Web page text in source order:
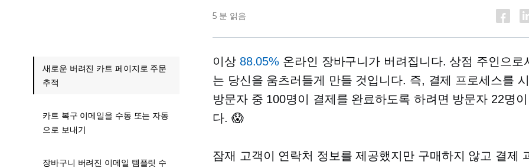
5 분 읽음
이상 88.05% 온라인 장바구니가 버려집니다. 상점 주인으로
는 당신을 움츠러들게 만들 것입니다. 즉, 결제 프로세스를
방문자 중 100명이 결제를 완료하도록 하려면 방문자 22명이
다. 😱
잠재 고객이 연락처 정보를 제공했지만 구매하지 않고 결제
새로운 버려진 카트 페이지로 주문
추적
카트 복구 이메일을 수동 또는 자동
으로 보내기
장바구니 버려진 이메일 템플릿 수